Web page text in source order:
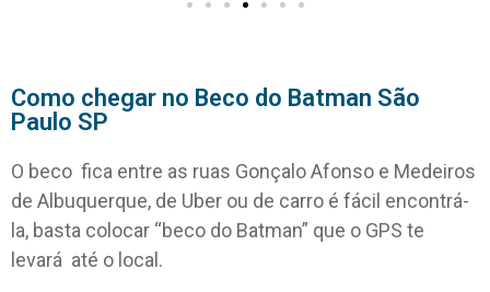
Como chegar no Beco do Batman São
Paulo SP
O beco fica entre as ruas Gonçalo Afonso e Medeiros
de Albuquerque, de Uber ou de carro é fácil encontrá-
la, basta colocar “beco do Batman” que o GPS te
levará até o local.